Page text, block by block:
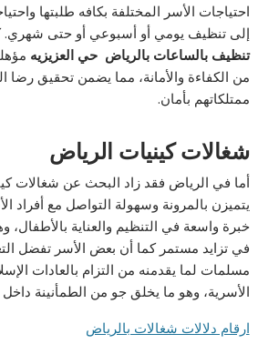
احتياجات الأسر المختلفة بكافه طلبتها
إلى تنظيف يومي أو أسبوعي أو حتى شهري.
تنظيف بالساعات بالرياض حي العزيزيه
من الكفاءة والأمانة، مما يضمن تحقيق رضا
ممتلكاتهم بأمان.
شغالات كينيات الرياض
أما في الرياض فقد زاد البحث عن شغالات
يتميزن بالمرونة وسهولة التواصل مع أفراد
خبرة واسعة في التنظيم والعناية
في تزايد مستمر كما أن بعض الأسر تفضل
مسلمات لما يقدمنه من التزام بالعادات
الأسرية، وهو ما يخلق جو من الطمأنينة داخل
ارقام دلالات شغالات بالرياض